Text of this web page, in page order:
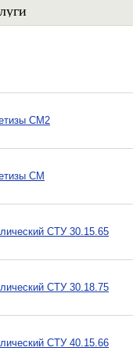
СМ2
СМ
СТУ 30.15.65
СТУ 30.18.75
СТУ 40.15.66